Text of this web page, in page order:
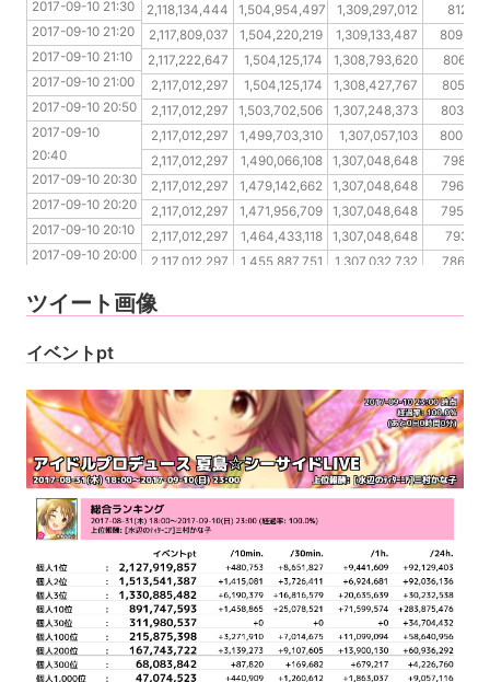
2017-09-10 21:20 2,118,134,444 1,504,954,497 1,309,297,012
2017-09-10 21:10
2,117,809,037 1,504,220,219 1,309,133,487
2017-09-10 21:00
2,117,222,647 1,504,125,174 1,308,793,620
2017-09-10 20:50
2,117,012,297 1,504,125,174 1,308,427,767
2017-09-10 20:40
2,117,012,297 1,503,702,506 1,307,248,373
2017-09-10 20:30
2,117,012,297 1,499,703,310 1,307,057,103
2017-09-10 20:20
2,117,012,297 1,490,066,108 1,307,048,648
2017-09-10 20:10
2,117,012,297 1,479,142,662 1,307,048,648
2017-09-10 20:00
2,117,012,297 1,471,956,709 1,307,048,648
2017-09-10 19:50
2,117,012,297 1,464,433,118 1,307,048,648
2017-09-10 19:40
2,117,012,297 1,455,887,751 1,307,032,732
2017-09-10 21:30
2017-09-10 21:20
2017-09-10 21:10
2017-09-10 21:00
2017-09-10 20:50
2017-09-10
20:40
2017-09-10 20:30
2017-09-10 20:20
2017-09-10 20:10
2017-09-10 20:00
2017-09-10 19:40
ツイート画像
イベントpt